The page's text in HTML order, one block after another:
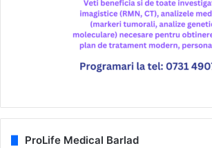
ProLife Medical Barlad